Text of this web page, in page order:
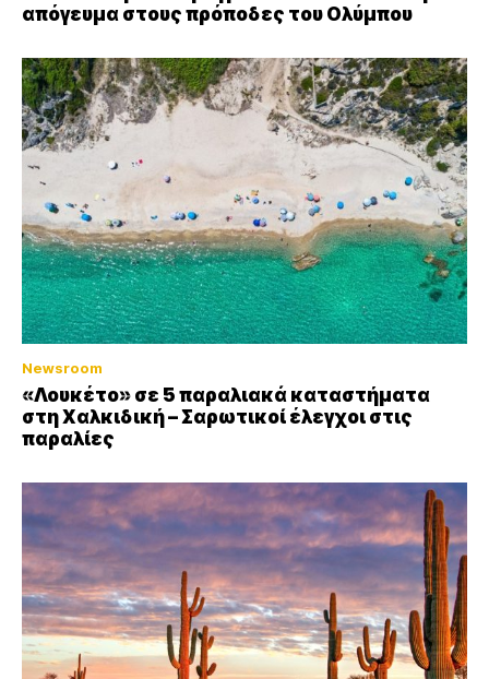
απόγευμα στους πρόποδες του Ολύμπου
Newsroom
«Λουκέτο» σε 5 παραλιακά καταστήματα
στη Χαλκιδική – Σαρωτικοί έλεγχοι στις
παραλίες